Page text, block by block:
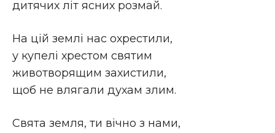
дитячих літ ясних розмай.
На цій землі нас охрестили,
у купелі хрестом святим
животворящим захистили,
щоб не влягали духам злим.
Свята земля, ти вічно з нами,